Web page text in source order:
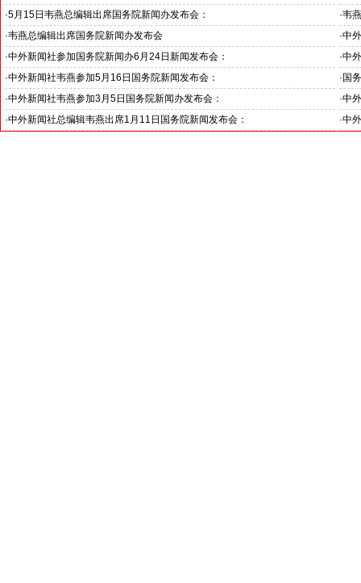
福建省委常委、福州市委书记郭宁宁接受采访：第七届数字中国建设峰会一定
成为精彩纷呈的盛会
·5月15日韦燕总编辑出席国务院新闻办发布会： ·韦
·韦燕总编辑出席国务院新闻办发布会 ·中
·中外新闻社参加国务院新闻办6月24日新闻发布会： ·中
·中外新闻社韦燕参加5月16日国务院新闻发布会： · 国
·中外新闻社韦燕参加3月5日国务院新闻办发布会： ·中
·中外新闻社总编辑韦燕出席1月11日国务院新闻发布会： ·中